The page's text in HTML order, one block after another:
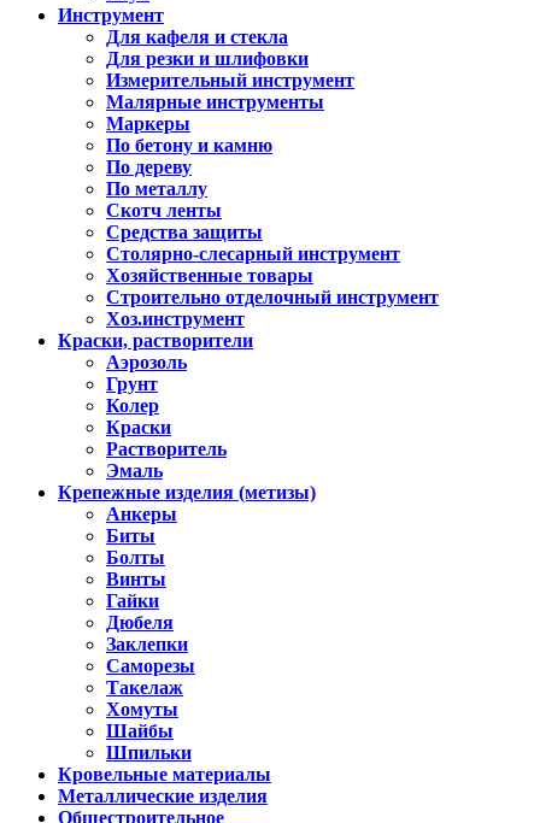
Инструмент
Для кафеля и стекла
Для резки и шлифовки
Измерительный инструмент
Малярные инструменты
Маркеры
По бетону и камню
По дереву
По металлу
Скотч ленты
Средства защиты
Столярно-слесарный инструмент
Хозяйственные товары
Строительно отделочный инструмент
Хоз.инструмент
Краски, растворители
Аэрозоль
Грунт
Колер
Краски
Растворитель
Эмаль
Крепежные изделия (метизы)
Анкеры
Биты
Болты
Винты
Гайки
Дюбеля
Заклепки
Саморезы
Такелаж
Хомуты
Шайбы
Шпильки
Кровельные материалы
Металлические изделия
Общестроительное